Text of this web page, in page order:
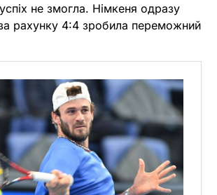
успіх не змогла. Німкеня одразу
за рахунку 4:4 зробила переможний